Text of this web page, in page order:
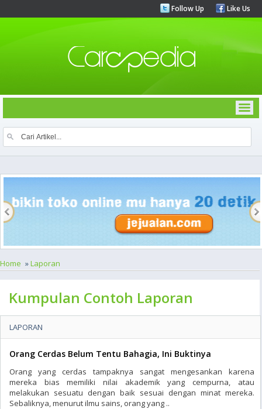
Follow Up Like Us
Home »Laporan
Kumpulan Contoh Laporan
LAPORAN
Orang Cerdas Belum Tentu Bahagia, Ini Buktinya
Orang yang cerdas tampaknya sangat mengesankan karena
mereka bias memiliki nilai akademik yang cempurna, atau
melakukan sesuatu dengan baik sesuai dengan minat mereka.
Sebaliknya, menurut ilmu sains, orang yang ..